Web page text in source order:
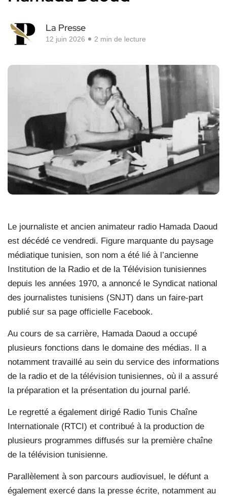
La Presse
12 juin 2026 2 min de lecture
Le journaliste et ancien animateur radio Hamada Daoud
est décédé ce vendredi. Figure marquante du paysage
médiatique tunisien, son nom a été lié à l’ancienne
Institution de la Radio et de la Télévision tunisiennes
depuis les années 1970, a annoncé le Syndicat national
des journalistes tunisiens (SNJT) dans un faire-part
publié sur sa page officielle Facebook.
Au cours de sa carrière, Hamada Daoud a occupé
plusieurs fonctions dans le domaine des médias. Il a
notamment travaillé au sein du service des informations
de la radio et de la télévision tunisiennes, où il a assuré
la préparation et la présentation du journal parlé.
Le regretté a également dirigé Radio Tunis Chaîne
Internationale (RTCI) et contribué à la production de
plusieurs programmes diffusés sur la première chaîne
de la télévision tunisienne.
Parallèlement à son parcours audiovisuel, le défunt a
également exercé dans la presse écrite, notamment au